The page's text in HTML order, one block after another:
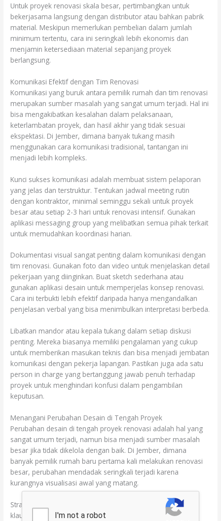
Untuk proyek renovasi skala besar, pertimbangkan untuk
bekerjasama langsung dengan distributor atau bahkan pabrik
material. Meskipun memerlukan pembelian dalam jumlah
minimum tertentu, cara ini seringkali lebih ekonomis dan
menjamin ketersediaan material sepanjang proyek
berlangsung.
Komunikasi Efektif dengan Tim Renovasi
Komunikasi yang buruk antara pemilik rumah dan tim renovasi
merupakan sumber masalah yang sangat umum terjadi. Hal ini
bisa mengakibatkan kesalahan dalam pelaksanaan,
keterlambatan proyek, dan hasil akhir yang tidak sesuai
ekspektasi. Di Jember, dimana banyak tukang masih
menggunakan cara komunikasi tradisional, tantangan ini
menjadi lebih kompleks.
Kunci sukses komunikasi adalah membuat sistem pelaporan
yang jelas dan terstruktur. Tentukan jadwal meeting rutin
dengan kontraktor, minimal seminggu sekali untuk proyek
besar atau setiap 2-3 hari untuk renovasi intensif. Gunakan
aplikasi messaging group yang melibatkan semua pihak terkait
untuk memudahkan koordinasi harian.
Dokumentasi visual sangat penting dalam komunikasi dengan
tim renovasi. Gunakan foto dan video untuk menjelaskan detail
pekerjaan yang diinginkan. Buat sketch sederhana atau
gunakan aplikasi desain untuk memperjelas konsep renovasi.
Cara ini terbukti lebih efektif daripada hanya mengandalkan
penjelasan verbal yang bisa menimbulkan interpretasi berbeda.
Libatkan mandor atau kepala tukang dalam setiap diskusi
penting. Mereka biasanya memiliki pengalaman yang cukup
untuk memberikan masukan teknis dan bisa menjadi jembatan
komunikasi dengan pekerja lapangan. Pastikan juga ada satu
person in charge yang bertanggung jawab penuh terhadap
proyek untuk menghindari konfusi dalam pengambilan
keputusan.
Menangani Perubahan Desain di Tengah Proyek
Perubahan desain di tengah proyek renovasi adalah hal yang
sangat umum terjadi, namun bisa menjadi sumber masalah
besar jika tidak dikelola dengan baik. Di Jember, dimana
banyak pemilik rumah baru pertama kali melakukan renovasi
besar, perubahan mendadak seringkali terjadi karena
kurangnya visualisasi awal yang matang.
Strategi terbaik untuk menangani hal ini adalah membuat
klausul perubahan yang jelas dalam kontrak dengan